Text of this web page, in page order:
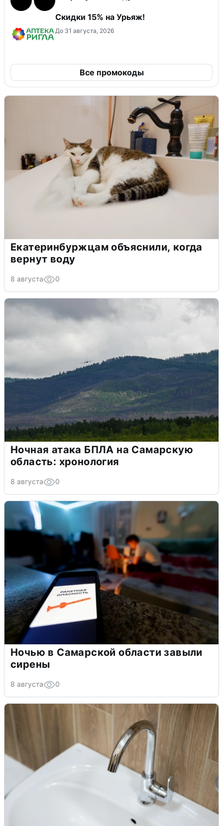
Скидки 15% на Урьяж!
До 31 августа, 2026
Все промокоды
Екатеринбуржцам объяснили, когда
вернут воду
8 августа 0
Ночная атака БПЛА на Самарскую
область: хронология
8 августа 0
Ночью в Самарской области завыли
сирены
8 августа 0